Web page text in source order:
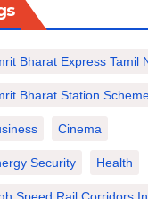
Bharat Express Tamil
Bharat Station
Cinema
Security Health